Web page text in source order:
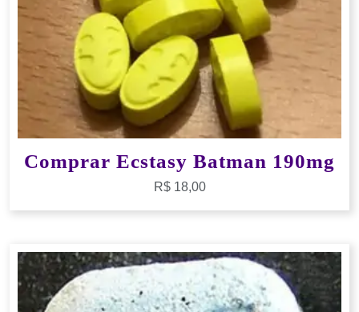
Comprar Ecstasy Batman 190mg
R$18,00